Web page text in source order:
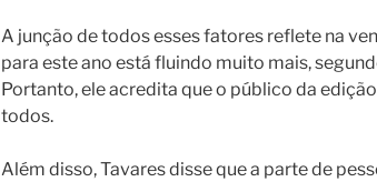
A junção de todos esses fatores reflete na
para este ano está fluindo muito mais,
Portanto, ele acredita que o público da
todos.
Além disso, Tavares disse que a parte de